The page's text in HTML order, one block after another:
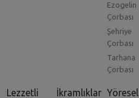
Ezogelin
Çorbası
Şehriye
Çorbası
Tarhana
Çorbası
Lezzetli İkramlıklar Yöresel